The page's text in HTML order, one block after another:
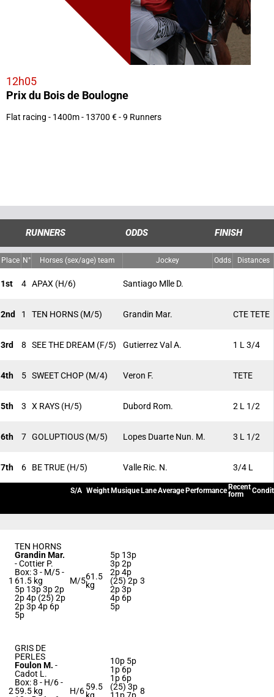
12h05
Prix du Bois de Boulogne
Flat racing - 1400m - 13700 € - 9 Runners
RUNNERS ODDS FINISH
Place N° Horses (sex/age) team Jockey Odds Distances
1st 4 APAX (H/6) Santiago Mlle D.
2nd 1 TEN HORNS (M/5) Grandin Mar. CTE TETE
3rd 8 SEE THE DREAM (F/5) Gutierrez Val A. 1 L 3/4
4th 5 SWEET CHOP (M/4) Veron F. TETE
5th 3 X RAYS (H/5) Dubord Rom. 2 L 1/2
6th 7 GOLUPTIOUS (M/5) Lopes Duarte Nun. M. 3 L 1/2
7th 6 BE TRUE (H/5) Valle Ric. N. 3/4 L
S/A Weight Musique LaneAverage Performance Recent
form
1
TEN HORNS
Grandin Mar.
-Cottier P.
Box: 3 - M/5 -
61.5 kg
5p 13p 3p 2p
2p 4p (25) 2p
2p 3p 4p 6p
5p
M/561.5
kg
5p 13p
3p 2p
2p 4p
(25) 2p
2p 3p
4p 6p
5p
3
2
GRIS DE
PERLES
Foulon M. -
Cadot L.
Box: 8 - H/6 -
59.5 kg
H/659.5
10p 5p
1p 6p
1p 6p
(25) 3p 8